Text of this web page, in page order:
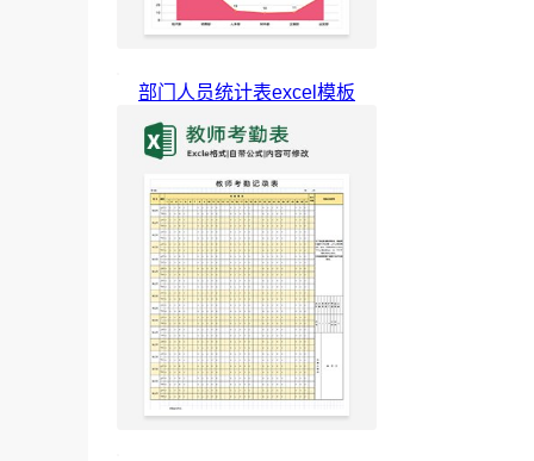
部门人员统计表excel模板